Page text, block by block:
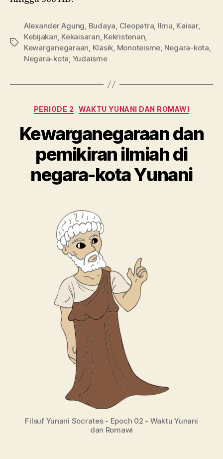
Tag
Alexander Agung Budaya Cleopatra Ilmu Kaisar,
Kebijakan Kekaisaran Kekristenan
Kewarganegaraan Klasik Monoteisme Negara-kota
Negara-kota Yudaisme
Kategori
PERIODE 2 WAKTU YUNANI DAN ROMAWI
Kewarganegaraan dan
pemikiran ilmiah di
negara-kota Yunani
Filsuf Yunani Socrates - Epoch 02 - Waktu Yunani
dan Romawi